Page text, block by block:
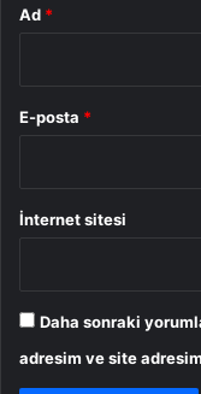
Ad *
E-posta *
İnternet sitesi
Daha sonraki
adresim ve site